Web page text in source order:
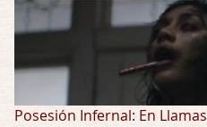
Posesión Infernal: En Llamas